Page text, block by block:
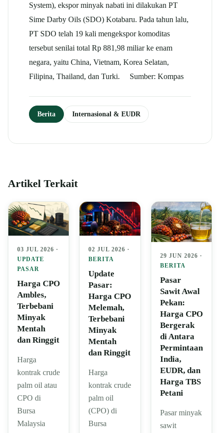
System), ekspor minyak nabati ini dilakukan PT
Sime Darby Oils (SDO) Kotabaru. Pada tahun lalu,
PT SDO telah 19 kali mengekspor komoditas
tersebut senilai total Rp 881,98 miliar ke enam
negara, yaitu China, Vietnam, Korea Selatan,
Filipina, Thailand, dan Turki. Sumber: Kompas
Berita Internasional & EUDR
Artikel Terkait
03 JUL 2026 ·
UPDATE
PASAR
Harga CPO
Ambles,
Terbebani
Minyak
Mentah
dan Ringgit
Harga
kontrak crude
palm oil atau
CPO di
Bursa
Malaysia
02 JUL 2026 ·
BERITA
Update
Pasar:
Harga CPO
Melemah,
Terbebani
Minyak
Mentah
dan Ringgit
Harga
kontrak crude
palm oil
(CPO) di
Bursa
29 JUN 2026 ·
BERITA
Pasar
Sawit Awal
Pekan:
Harga CPO
Bergerak
di Antara
Permintaan
India,
EUDR, dan
Harga TBS
Petani
Pasar minyak
sawit